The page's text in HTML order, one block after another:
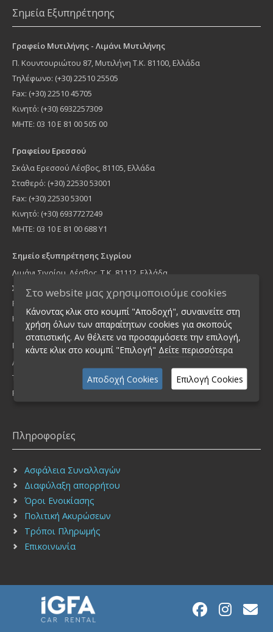
Σημεία Εξυπηρέτησης
Γραφείο Μυτιλήνης - Λιμάνι Μυτιλήνης
Π. Κουντουριώτου 87, Μυτιλήνη Τ.Κ. 81100, Ελλάδα
Τηλέφωνο: (+30) 22510 25505
Fax: (+30) 22510 45705
Κινητό: (+30) 6932257309
MHTE: 03 10 Ε 81 00 505 00
Γραφείου Ερεσσού
Σκάλα Ερεσσού Λέσβος, 81105, Ελλάδα
Σταθερό: (+30) 22530 53001
Fax: (+30) 22530 53001
Κινητό: (+30) 6937727249
ΜΗΤΕ: 03 10 Ε 81 00 688 Υ1
Σημείο εξυπηρέτησης Σιγρίου
Λιμάνι Σιγρίου, Λέσβος, Τ.Κ. 81112, Ελλάδα
Σταθερό: (+30) 22530 53001
Fax: (+30) 22530 53001
Κινητό: (+30) 6937727249
Γραφείο Αθήνας
Λήμνου 16, Νέα Ιωνία Τ.Κ 14235, Ελλάδα
Τηλέφωνο: (+30) 210 2755900
FAX: (+30) 210 2751940
Πληροφορίες
Ασφάλεια Συναλλαγών
Διαφύλαξη απορρήτου
Όροι Ενοικίασης
Πολιτική Ακυρώσεων
Τρόποι Πληρωμής
Επικοινωνία
Στο website μας χρησιμοποιούμε cookies
Κάνοντας κλικ στο κουμπί "Αποδοχή", συναινείτε στη
χρήση όλων των απαραίτητων cookies για σκοπούς
στατιστικής. Αν θέλετε να προσαρμόσετε την επιλογή,
κάντε κλικ στο κουμπί "Επιλογή" Δείτε περισσότερα
Αποδοχή Cookies Επιλογή Cookies